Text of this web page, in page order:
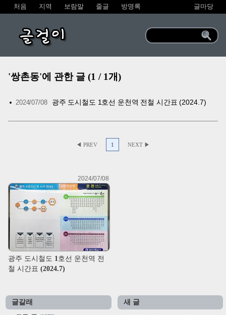
처음 지역 보람말 줄글 방명록 글마당
글걸이
'쌍촌동'에 관한 글 (1 / 1개)
2024/07/08 광주 도시철도 1호선 운천역 전철 시간표 (2024.7)
◀ PREV 1 NEXT ▶
2024/07/08
광주 도시철도 1호선 운천역 전
철 시간표 (2024.7)
글갈래
새 글